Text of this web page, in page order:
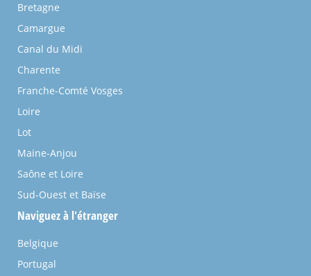
Bretagne
Camargue
Canal du Midi
Charente
Franche-Comté Vosges
Loire
Lot
Maine-Anjou
Saône et Loire
Sud-Ouest et Baïse
Naviguez à l'étranger
Belgique
Portugal